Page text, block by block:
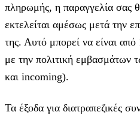
πληρωμής, η παραγγελία σας
εκτελείται αμέσως μετά την
της. Αυτό μπορεί να είναι
με την πολιτική εμβασμάτων
και incoming).
Τα έξοδα για διατραπεζικές